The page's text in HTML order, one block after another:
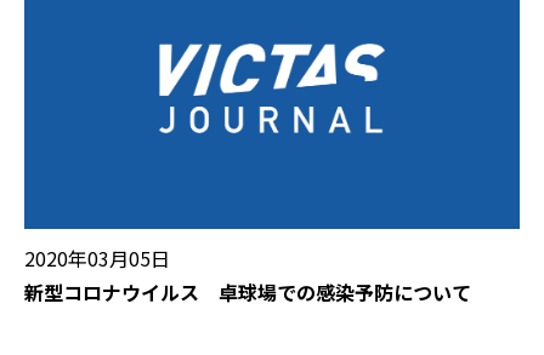
2020年03月05日
新型コロナウイルス 卓球場での感染予防について